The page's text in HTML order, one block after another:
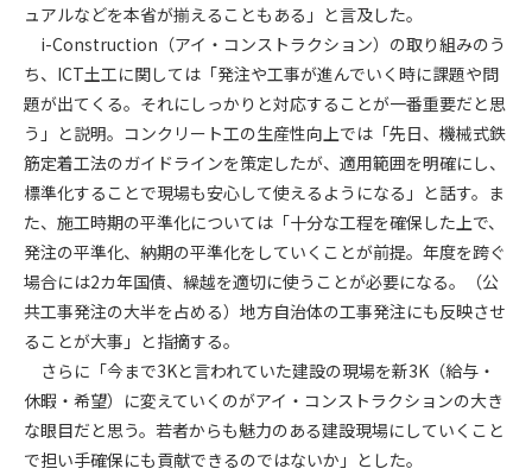
ュアルなどを本省が揃えることもある」と言及した。
i-Construction（アイ・コンストラクション）の取り組みのう
ち、ICT土工に関しては「発注や工事が進んでいく時に課題や問
題が出てくる。それにしっかりと対応することが一番重要だと思
う」と説明。コンクリート工の生産性向上では「先日、機械式鉄
筋定着工法のガイドラインを策定したが、適用範囲を明確にし、
標準化することで現場も安心して使えるようになる」と話す。ま
た、施工時期の平準化については「十分な工程を確保した上で、
発注の平準化、納期の平準化をしていくことが前提。年度を跨ぐ
場合には2カ年国債、繰越を適切に使うことが必要になる。（公
共工事発注の大半を占める）地方自治体の工事発注にも反映させ
ることが大事」と指摘する。
さらに「今まで3Kと言われていた建設の現場を新3K（給与・
休暇・希望）に変えていくのがアイ・コンストラクションの大き
な眼目だと思う。若者からも魅力のある建設現場にしていくこと
で担い手確保にも貢献できるのではないか」とした。
第4条（会員審査および資格の取り消し）
会員とは、本規約を承諾の上、所定の会員申込手続きを完了
後、管理者がこれを承認した者をいいます。
第4条（会員の定義と登録）
1. 管理者は前条により審査の結果、会員申込みをした者が以下
の何れかの項目に該当することがわかった場合、その者の会
員としての権限を承認しないことがあります。
(1) 会員申し込みをした者が実在しなかった場合
(2) 本規約に違反した場合/li>
(3) 会員申し込みの際、申告事項に虚偽があった場合
(4) 会員申込者が管理者所定の手続き通りに会員申込手続き処
理を行わなかった場合
(5) その他管理者が会員とすることを不適当と判断した場合
2. 管理者は承認後であっても承認した会員が前項の何れかに該
当することが判明した場合、会員資格を取り消すことがあり
ます。